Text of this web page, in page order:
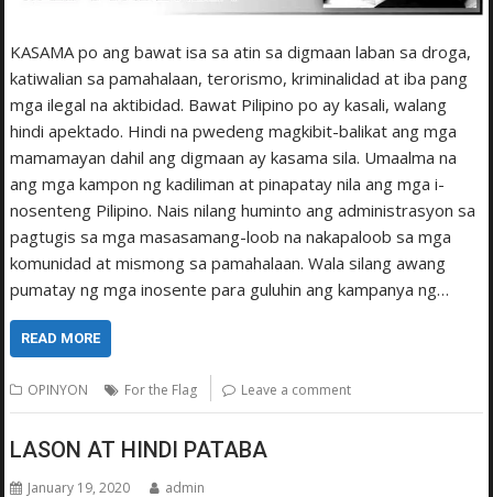
KASAMA po ang bawat isa sa atin sa digmaan laban sa droga,
katiwalian sa pamahalaan, terorismo, krimina­lidad at iba pang
mga ilegal na aktibidad. Bawat Pilipino po ay kasali, walang
hindi apektado. Hindi na pwedeng magkibit-balikat ang mga
mamamayan dahil ang digmaan ay kasama sila. Umaalma na
ang mga kampon ng kadiliman at pinapatay nila ang mga i­
nosenteng Pilipino. Nais nilang huminto ang administrasyon sa
pagtugis sa mga masasamang-loob na nakapaloob sa mga
komunidad at mismong sa pamahalaan. Wala silang awang
pumatay ng mga inosente para guluhin ang kampanya ng…
READ MORE
OPINYON For the Flag Leave a comment
LASON AT HINDI PATABA
January 19, 2020 admin